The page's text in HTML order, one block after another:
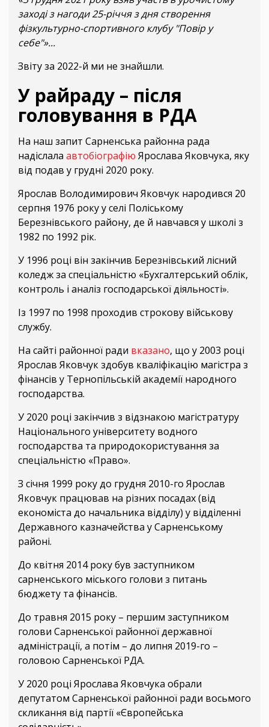
заході з нагоди 25-річчя з дня створення
фізкультурно-спортивного клубу "Повір у
себе"»...
Звіту за 2022-й ми не знайшли.
У райраду – після
головування в РДА
На наш запит Сарненська районна рада
надіслала автобіографію Ярослава Яковчука, яку
від подав у грудні 2020 року.
Ярослав Володимирович Яковчук народився 20
серпня 1976 року у селі Поліському
Березнівського району, де й навчався у школі з
1982 по 1992 рік.
У 1996 році він закінчив Березнівський лісний
коледж за спеціальністю «Бухгалтерський облік,
контроль і аналіз господарської діяльності».
Із 1997 по 1998 проходив строкову військову
службу.
На сайті районної ради вказано, що у 2003 році
Ярослав Яковчук здобув кваліфікацію магістра з
фінансів у Тернопільській академії народного
господарства.
У 2020 році закінчив з відзнакою магістратуру
Національного університету водного
господарства та природокористування за
спеціальністю «Право».
З січня 1999 року до грудня 2010-го Ярослав
Яковчук працював на різних посадах (від
економіста до начальника відділу) у відділенні
Державного казначейства у Сарненському
районі.
До квітня 2014 року був заступником
сарненського міського голови з питань
бюджету та фінансів.
До травня 2015 року – першим заступником
голови Сарненської районної державної
адміністрації, а потім – до липня 2019-го –
головою Сарненської РДА.
У 2020 році Ярослава Яковчука обрали
депутатом Сарненської районної ради восьмого
скликання від партії «Європейська